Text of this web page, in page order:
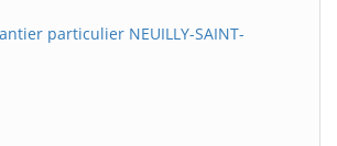
particulier NEUILLY-SAINT-